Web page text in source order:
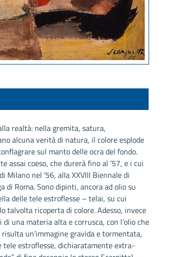
realtà: nella gremita, satura,
alcuna verità di natura, il colore esplode
sul manto delle ocra del fondo.
assai coeso, che durerà fino al ’57, e i cui
nel ’56, alla XXVIII Biennale di
di Roma. Sono dipinti, ancora ad olio su
delle tele estroflesse – telai, su cui
talvolta ricoperta di colore. Adesso, invece
una materia alta e corrusca, con l’olio che
un’immagine gravida e tormentata,
tele estroflesse, dichiaratamente extra-